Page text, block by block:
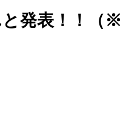
と発表！！（